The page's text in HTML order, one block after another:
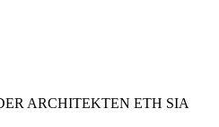
ARCHITEKTEN ETH SIA